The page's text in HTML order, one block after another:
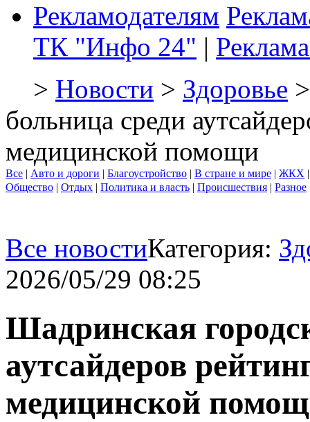
Рекламодателям
ТК "Инфо 24" |
> Новости > Здоровье
больница среди
медицинской помощи
Все | Авто и дороги | Благоустройство | В стране и мире | ЖКХ
Общество | Отдых | Политика и власть | Происшествия | Разное
Все новостиКатегория:
2026/05/29 08:25
Шадринская
аутсайдеров
медицинской